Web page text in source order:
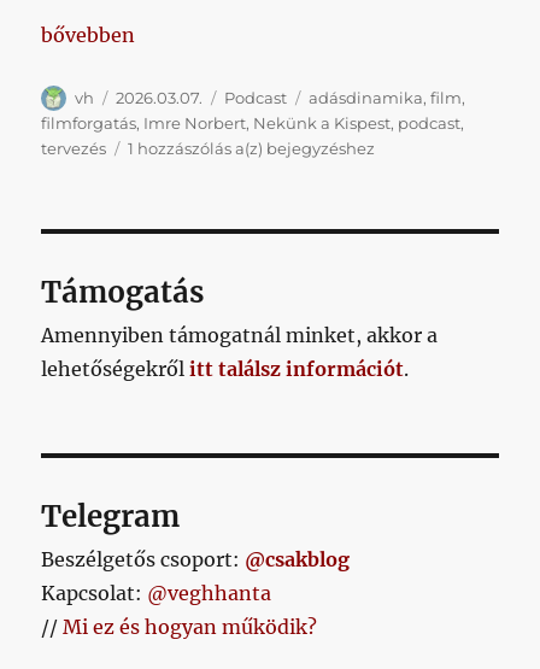
„A történetek köztünk járnak sorozatunkból: Imre
bővebben
Szerző
vh Közzétéve
2026.03.07. Kategória
Podcast Címke
adásdinamika,film,
filmforgatás, Imre Norbert, Nekünk a Kispest, podcast,
tervezés
1 hozzászólás a(z) A
bejegyzéshez
Támogatás
Amennyiben támogatnál minket, akkor a
lehetőségekrőlitt találsz információt.
Telegram
Beszélgetős csoport: @csakblog
Kapcsolat: @veghhanta
//Mi ez és hogyan működik?